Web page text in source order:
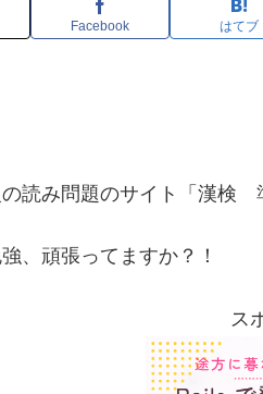
Facebook はてブ
読み問題のサイト「漢検
、頑張ってますか？！
ス